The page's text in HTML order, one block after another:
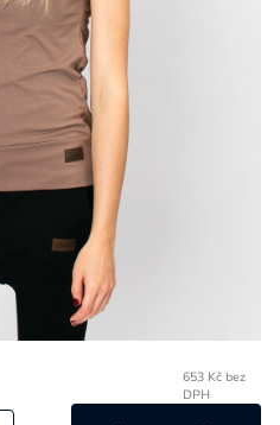
653 Kč bez
DPH